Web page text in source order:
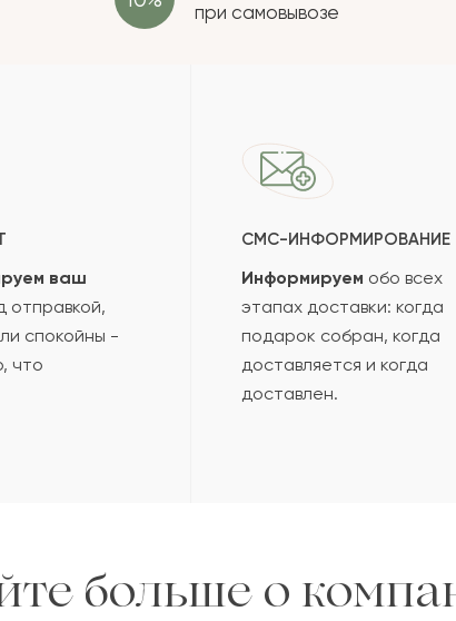
при самовывозе
ваш
отправкой,
спокойны -
что
СМС-ИНФОРМИРОВАНИЕ
Информируем обо всех
этапах доставки: когда
подарок собран, когда
доставляется и когда
доставлен.
больше о